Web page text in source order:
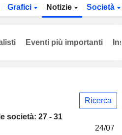
Grafici Notizie Società
Ricerca
società: 27 - 31
24/07
Eventi più importanti